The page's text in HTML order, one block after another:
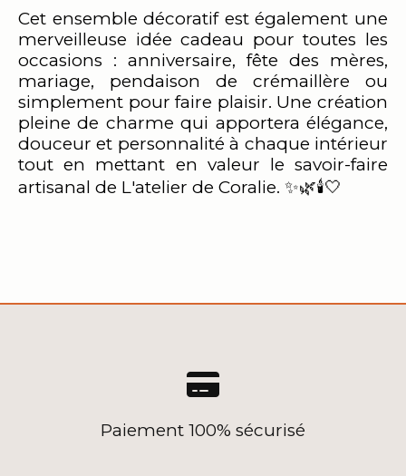
Cet ensemble décoratif est également une
merveilleuse idée cadeau pour toutes les
occasions : anniversaire, fête des mères,
mariage, pendaison de crémaillère ou
simplement pour faire plaisir. Une création
pleine de charme qui apportera élégance,
douceur et personnalité à chaque intérieur
tout en mettant en valeur le savoir-faire
artisanal de L'atelier de Coralie. ✨🌿🕯️🤍

Paiement 100% sécurisé